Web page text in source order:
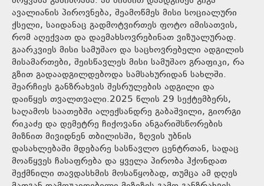
ავალიანის პიროვნება, შეამოწმეს მისი სოციალური
ქსელი, საიდანაც გადმოტვირთეს ფოტო იმისათვის,
რომ აღექვათ და დაემახსოვრებინათ ვიზუალურად.
გაარკვიეს მისი სამუშაო და საცხოვრებელი ადგილის
მისამართები, შეისწავლეს მისი სამუშაო გრაფიკი, რა
გზით გადაადგილდებოდა სამსახურიდან სახლში.
შეარჩიეს განზრახვის შესრულების ადგილი და
დაიწყეს თვალთვალი.2025 წლის 29 სექტემბერს,
საღამოს საათებში ალექსანდრე გაბაშვილი, გიორგი
რიკაძე და დემეტრე ჩიქოვანი ანგარიშსწორების
მიზნით მივიდნენ თბილისში, ზღვის უბნის
დასახლებაში მდებარე სასწავლო ცენტრთან, სადაც
მოაწყვეს ჩასაფრება და ყველა პირობა ჰქონდათ
შექმნილი თავდასხმის მოსაწყობად, თუმცა ამ დღეს